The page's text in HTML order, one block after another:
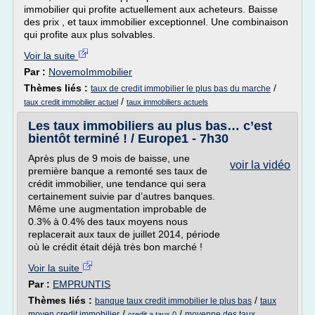
immobilier qui profite actuellement aux acheteurs. Baisse
des prix , et taux immobilier exceptionnel. Une combinaison
qui profite aux plus solvables.
Voir la suite
Par : NovemoImmobilier
Thèmes liés : taux de credit immobilier le plus bas du marche /
taux credit immobilier actuel / taux immobiliers actuels
Les taux immobiliers au plus bas… c’est
bientôt terminé ! / Europe1 - 7h30
voir la vidéo
Après plus de 9 mois de baisse, une
première banque a remonté ses taux de
crédit immobilier, une tendance qui sera
certainement suivie par d’autres banques.
Même une augmentation improbable de
0.3% à 0.4% des taux moyens nous
replacerait aux taux de juillet 2014, période
où le crédit était déjà très bon marché !
Voir la suite
Par : EMPRUNTIS
Thèmes liés : banque taux credit immobilier le plus bas / taux